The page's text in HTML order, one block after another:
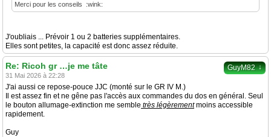
Merci pour les conseils :wink:
J'oubliais ... Prévoir 1 ou 2 batteries supplémentaires.
Elles sont petites, la capacité est donc assez réduite.
GuyM82 ↓
Re: Ricoh gr …je me tâte
31 Mai 2026 à 22:28
J'ai aussi ce repose-pouce JJC (monté sur le GR IV M.)
Il est assez fin et ne gêne pas l'accès aux commandes du dos en général. Seul
le bouton allumage-extinction me semble très légèrementmoins accessible
rapidement.
Guy